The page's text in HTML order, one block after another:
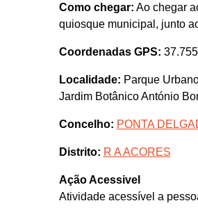
Como chegar: Ao chegar
quiosque municipal, junto
Coordenadas GPS:
Localidade: Parque
Jardim Botânico António
Concelho: PONTA
Distrito: R A ACORES
Ação Acessivel
Atividade acessível a